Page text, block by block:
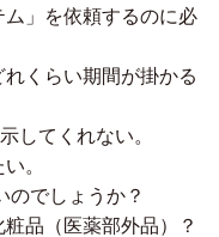
」を依頼するのに必
くらい期間が掛かる
してくれない。
。
のでしょうか？
品（医薬部外品）？